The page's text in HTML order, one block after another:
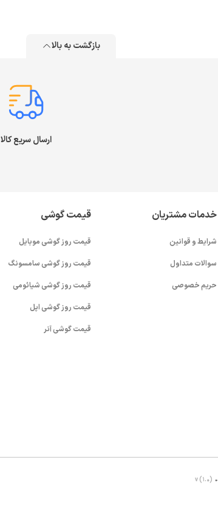
بازگشت به بالا
ارسال سریع کالا
خدمات مشتریان
شرایط و قوانین
سوالات متداول
حریم خصوصی
قیمت گوشی
قیمت روز گوشی موبایل
قیمت روز گوشی سامسونگ
قیمت روز گوشی شیائومی
قیمت روز گوشی اپل
قیمت گوشی آنر
v (1.0)